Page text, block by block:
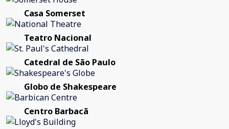
Casa Somerset
Teatro Nacional
Catedral de São Paulo
Globo de Shakespeare
Centro Barbacã